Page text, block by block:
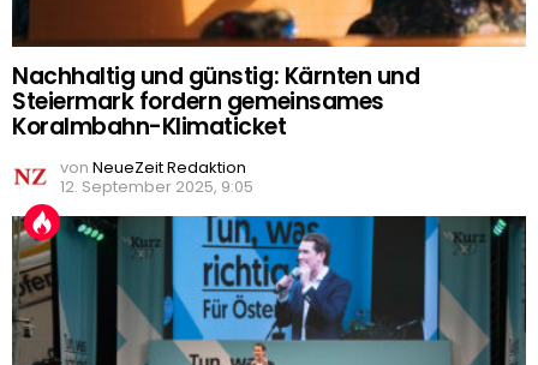
Nachhaltig und günstig: Kärnten und
Steiermark fordern gemeinsames
Koralmbahn-Klimaticket
von NeueZeit Redaktion
12. September 2025, 9:05